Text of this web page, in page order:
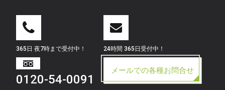
365日 夜7時まで受付中！
0120-54-0091
24時間 365日受付中！
メールでの各種お問合せ